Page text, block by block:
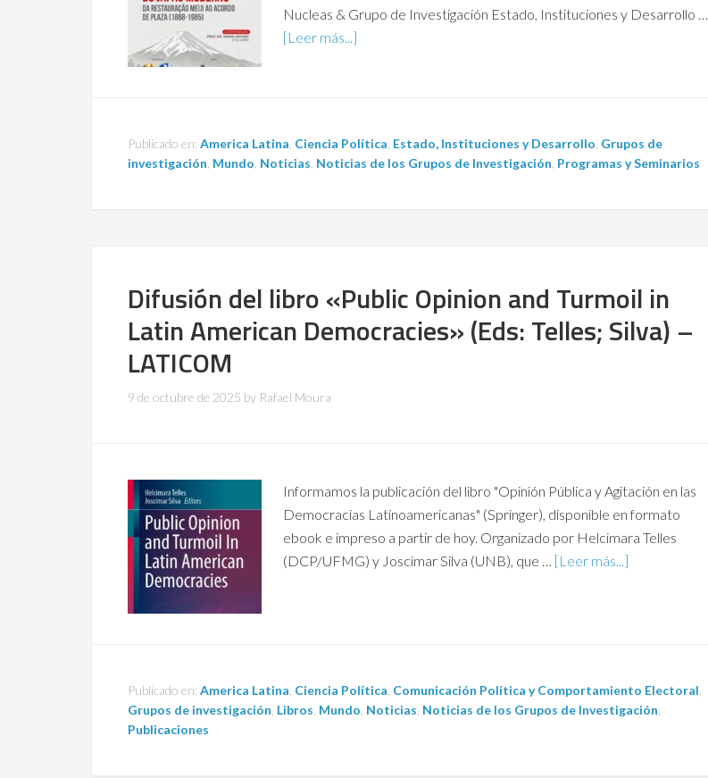
Nucleas & Grupo de Investigación Estado, Instituciones y Desarrollo …
[Leer más...]
Publicado en: America Latina Ciencia Política Estado, Instituciones y Desarrollo Grupos de
investigación Mundo Noticias Noticias de los Grupos de Investigación Programas y Seminarios
Difusión del libro «Public Opinion and Turmoil in
Latin American Democracies» (Eds: Telles; Silva) –
LATICOM
9 de octubre de 2025 by Rafael Moura
Informamos la publicación del libro "Opinión Pública y Agitación en las
Democracias Latinoamericanas" (Springer), disponible en formato
ebook e impreso a partir de hoy. Organizado por Helcimara Telles
(DCP/UFMG) y Joscimar Silva (UNB), que … [Leer más...]
Publicado en: America Latina Ciencia Política Comunicación Política y Comportamiento Electoral
Grupos de investigación Libros Mundo Noticias Noticias de los Grupos de Investigación
Publicaciones